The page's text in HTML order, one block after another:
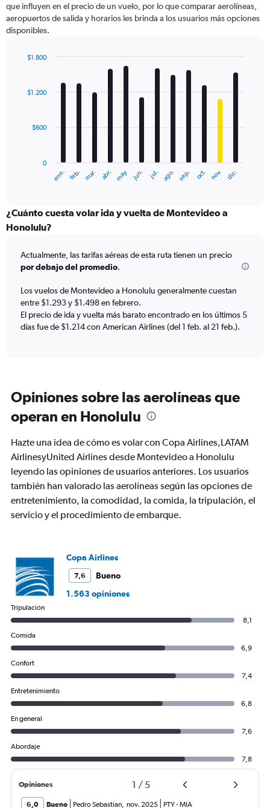
que influyen en el precio de un vuelo, por lo que comparar aerolíneas,
aeropuertos de salida y horarios les brinda a los usuarios más opciones
disponibles.
with
12
The
categories.
Range:
The
chart
1
Y
axis
displaying
ene. feb. mar. abr. may. jun. jul. ago. sep. oct. nov. dic.
0
$600
$1.200
$1.800
¿Cuánto cuesta volar ida y vuelta de Montevideo a
Honolulu?
Actualmente, las tarifas aéreas de esta ruta tienen un precio
por debajo del promedio.
Los vuelos de Montevideo a Honolulu generalmente cuestan
entre $1.293 y $1.498 en febrero.
El precio de ida y vuelta más barato encontrado en los últimos 5
días fue de $1.214 con American Airlines (del 1 feb. al 21 feb.).
Opiniones sobre las aerolíneas que
operan en Honolulu
Hazte una idea de cómo es volar con Copa Airlines,LATAM
AirlinesyUnited Airlines desde Montevideo a Honolulu
leyendo las opiniones de usuarios anteriores. Los usuarios
también han valorado las aerolíneas según las opciones de
entretenimiento, la comodidad, la comida, la tripulación, el
servicio y el procedimiento de embarque.
Copa Airlines
7,6
Bueno
1.563 opiniones
Tripulación
8,1
Comida
6,9
Confort
7,4
Entretenimiento
6,8
En general
7,6
Abordaje
7,8
Opiniones 1 / 5
6,0 Bueno Pedro Sebastian, nov. 2025 PTY-MIA